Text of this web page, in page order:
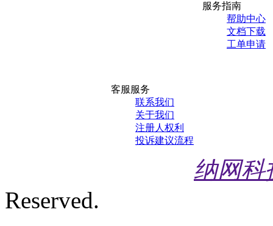
服务指南
帮助中心
文档下载
工单申请
客服服务
联系我们
关于我们
注册人权利
投诉建议流程
纳网
Reserved.